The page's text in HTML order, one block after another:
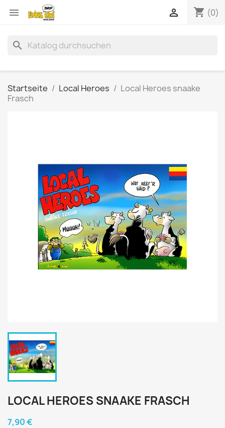
 shopping_cart (0)

search
Startseite Local Heroes
Local Heroes snaake
Frasch
LOCAL HEROES SNAAKE FRASCH
7,90 €